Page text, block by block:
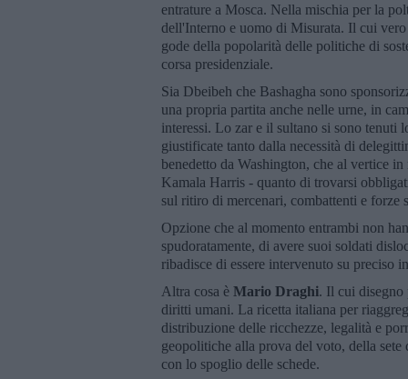
entrature a Mosca. Nella mischia per la
dell'Interno e uomo di Misurata. Il cui
gode della popolarità delle politiche di
corsa presidenziale.
Sia Dbeibeh che Bashagha sono
una propria partita anche nelle urne, in
interessi. Lo zar e il sultano si sono
giustificate tanto dalla necessità di
benedetto da Washington, che al vertice
Kamala Harris - quanto di trovarsi
sul ritiro di mercenari, combattenti e forze
Opzione che al momento entrambi non
spudoratamente, di avere suoi soldati
ribadisce di essere intervenuto su preciso
Altra cosa è Mario Draghi. Il cui disegno
diritti umani. La ricetta italiana per
distribuzione delle ricchezze, legalità e
geopolitiche alla prova del voto, della
con lo spoglio delle schede.